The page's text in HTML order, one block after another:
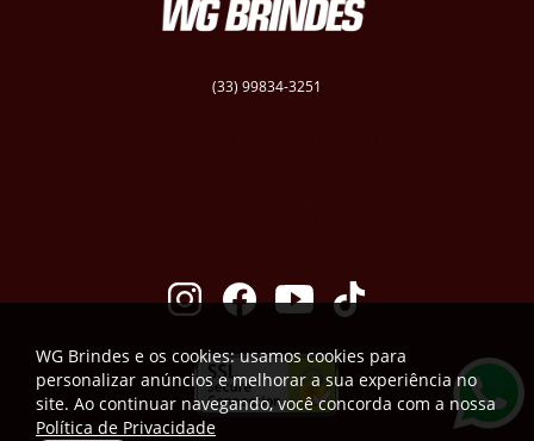
(33) 99834-3251
WG Brindes e os cookies: usamos cookies para
personalizar anúncios e melhorar a sua experiência no
site. Ao continuar navegando, você concorda com a nossa
Política de Privacidade